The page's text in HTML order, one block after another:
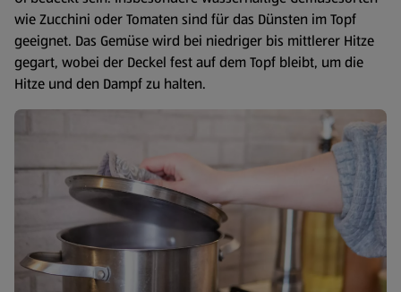
wie Zucchini oder Tomaten sind für das Dünsten im Topf
geeignet. Das Gemüse wird bei niedriger bis mittlerer Hitze
gegart, wobei der Deckel fest auf dem Topf bleibt, um die
Hitze und den Dampf zu halten.